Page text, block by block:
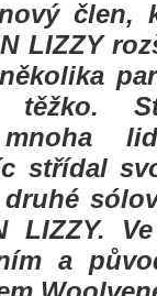
člen,
LIZZY
mnoha
střídal
LIZZY.
a